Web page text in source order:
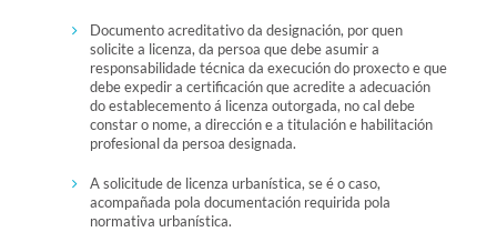
Documento acreditativo da designación, por quen
solicite a licenza, da persoa que debe asumir a
responsabilidade técnica da execución do proxecto e que
debe expedir a certificación que acredite a adecuación
do establecemento á licenza outorgada, no cal debe
constar o nome, a dirección e a titulación e habilitación
profesional da persoa designada.
A solicitude de licenza urbanística, se é o caso,
acompañada pola documentación requirida pola
normativa urbanística.